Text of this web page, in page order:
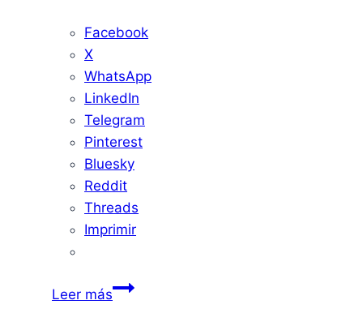
Facebook
X
WhatsApp
LinkedIn
Telegram
Pinterest
Bluesky
Reddit
Threads
Imprimir
Leer másEl